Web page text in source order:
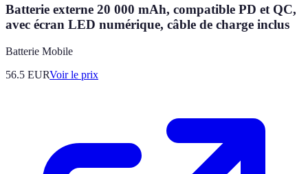
Batterie externe 20 000 mAh, compatible PD et QC,
avec écran LED numérique, câble de charge inclus
Batterie Mobile
56.5 EURVoir le prix